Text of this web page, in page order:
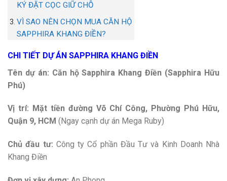
KÝ ĐẶT CỌC GIỮ CHỖ
VÌ SAO NÊN CHỌN MUA CĂN HỘ
SAPPHIRA KHANG ĐIỀN?
CHI TIẾT DỰ ÁN SAPPHIRA KHANG ĐIỀN
Tên dự án: Căn hộ Sapphira Khang Điền (Sapphira Hữu
Phú)
Vị trí: Mặt tiền đường Võ Chí Công, Phường Phú Hữu,
Quận 9, HCM (Ngay cạnh dự án Mega Ruby)
Chủ đầu tư: Công ty Cổ phần Đầu Tư và Kinh Doanh Nhà
Khang Điền